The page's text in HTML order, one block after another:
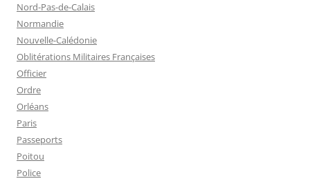
Nord-Pas-de-Calais
Normandie
Nouvelle-Calédonie
Oblitérations Militaires Françaises
Officier
Ordre
Orléans
Paris
Passeports
Poitou
Police